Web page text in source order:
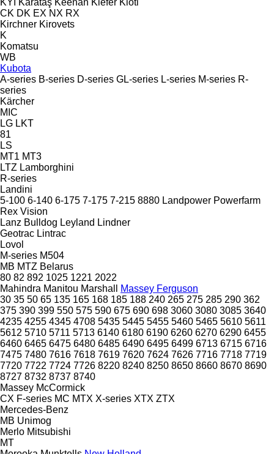
CK DK EX NX RX
Kirchner Kirovets
K
Komatsu
WB
Kubota
A-series B-series D-series GL-series L-series M-series R-
series
Kärcher
MIC
LG LKT
81
LS
MT1 MT3
LTZ Lamborghini
R-series
Landini
5-100 6-140 6-175 7-175 7-215 8880 Landpower Powerfarm
Rex Vision
Lanz Bulldog Leyland Lindner
Geotrac Lintrac
Lovol
M-series M504
MB MTZ Belarus
80 82 892 1025 1221 2022
Mahindra Manitou Marshall
Massey Ferguson
30 35 50 65 135 165 168 185 188 240 265 275 285 290 362
375 390 399 550 575 590 675 690 698 3060 3080 3085 3640
4235 4255 4345 4708 5435 5445 5455 5460 5465 5610 5611
5612 5710 5711 5713 6140 6180 6190 6260 6270 6290 6455
6460 6465 6475 6480 6485 6490 6495 6499 6713 6715 6716
7475 7480 7616 7618 7619 7620 7624 7626 7716 7718 7719
7720 7722 7724 7726 8220 8240 8250 8650 8660 8670 8690
8727 8732 8737 8740
Massey McCormick
CX F-series MC MTX X-series XTX ZTX
Mercedes-Benz
MB Unimog
Merlo Mitsubishi
MT